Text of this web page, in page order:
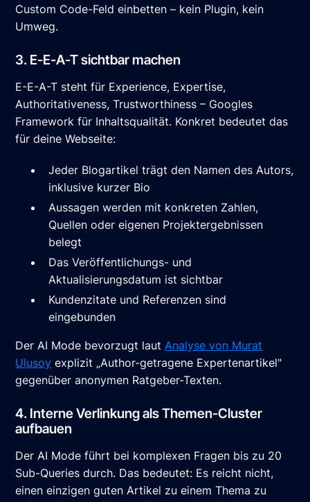
Custom Code-Feld einbetten – kein Plugin, kein
Umweg.
3. E-E-A-T sichtbar machen
E-E-A-T steht für Experience, Expertise,
Authoritativeness, Trustworthiness – Googles
Framework für Inhaltsqualität. Konkret bedeutet das
für deine Webseite:
Jeder Blogartikel trägt den Namen des Autors,
inklusive kurzer Bio
Aussagen werden mit konkreten Zahlen,
Quellen oder eigenen Projektergebnissen
belegt
Das Veröffentlichungs- und
Aktualisierungsdatum ist sichtbar
Kundenzitate und Referenzen sind
eingebunden
Der AI Mode bevorzugt lautAnalyse von Murat
Ulusoy explizit „Author-getragene Expertenartikel"
gegenüber anonymen Ratgeber-Texten.
4. Interne Verlinkung als Themen-Cluster
aufbauen
Der AI Mode führt bei komplexen Fragen bis zu 20
Sub-Queries durch. Das bedeutet: Es reicht nicht,
einen einzigen guten Artikel zu einem Thema zu